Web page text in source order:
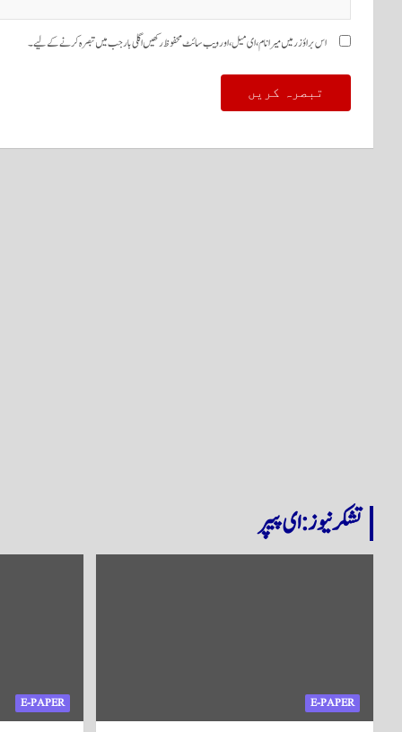
اس براؤزر میں میرا نام، ای میل، اور ویب سائٹ محفوظ رکھیں اگلی بار جب میں تبصرہ کرنے کےلیے۔
تشکر نیوز: ای پیپر
E-PAPER
E-PAPER